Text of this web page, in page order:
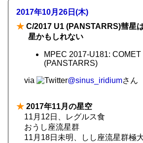
2017年10月26日(木)
★ C/2017 U1 (PANSTARRS)彗星
星かもしれない
MPEC 2017-U181:
(PANSTARRS)
via @sinus_iridiumさん
★ 2017年11月の星空
11月12日、レグルス食
おうし座流星群
11月18日未明、しし座流星群極